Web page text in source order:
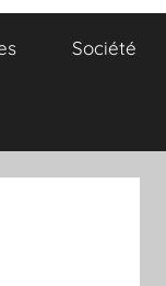
Société